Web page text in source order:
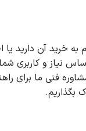
آن دارید یا
نیاز و کاربری
فنی ما برای
بگذاریم.